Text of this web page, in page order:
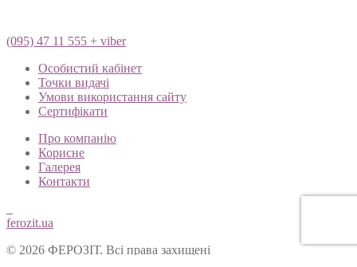
(095) 47 11 555 + viber
Особистий кабінет
Точки видачі
Умови використання сайту
Сертифікати
Про компанію
Корисне
Галерея
Контакти
ferozit.ua
© 2026 ФЕРОЗІТ. Всі права захищені